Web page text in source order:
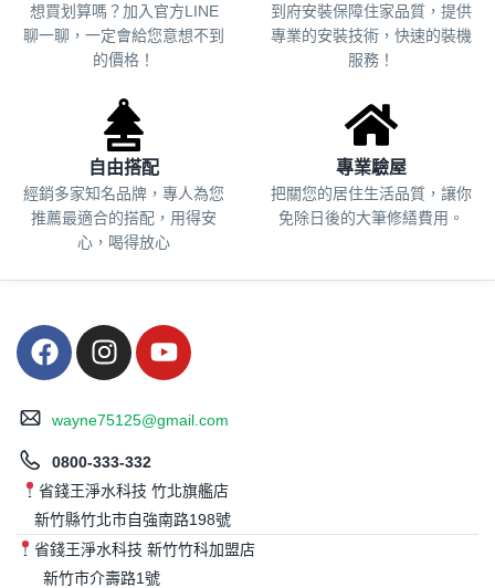
想買划算嗎？加入官方LINE
聊一聊，一定會給您意想不到
的價格！
到府安裝保障住家品質，提供
專業的安裝技術，快速的裝機
服務！
自由搭配
經銷多家知名品牌，專人為您
推薦最適合的搭配，用得安
心，喝得放心
專業驗屋
把關您的居住生活品質， 讓你
免除日後的大筆修繕費用。
wayne75125@gmail.com
0800-333-332
省錢王淨水科技 竹北旗艦店
新竹縣竹北市自強南路198號
省錢王淨水科技 新竹竹科加盟店
新竹市介壽路1號